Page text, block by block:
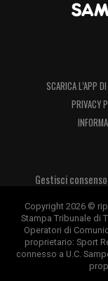
SCARICA L’APP
PRIVACY
Gestisci consenso
Copyright 2026 ©
Stampa Tribunale di
Operatori di
proprietario: Sport
connesso a U.C.